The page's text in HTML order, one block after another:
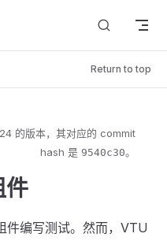
Return to top
的版本，其对应的 commit
hash 是 9540c30。
件
件编写测试。然而，VTU